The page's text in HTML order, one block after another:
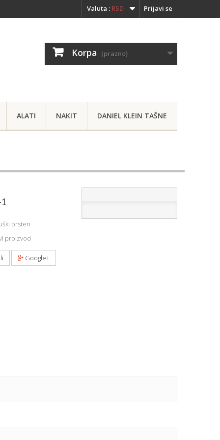
Prijavi se
Valuta : RSD
Korpa (prazno)
ALATI NAKIT DANIEL KLEIN TAŠNE
prsten
proizvod
Google+